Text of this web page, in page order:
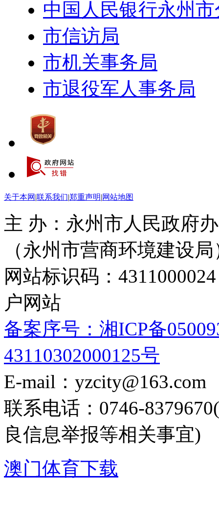
中国人民银行永州
市信访局
市机关事务局
市退役军人事务局
关于本网 |联系我们|郑重声明|网站地图
主 办：永州市人民政府
（永州市营商环境建设局
网站标识码：
户网站
备案序号：湘ICP备
43110302000125号
E-mail：yzcity@163.com
联系电话：0746-
良信息举报等相关事宜)
澳门体育下载